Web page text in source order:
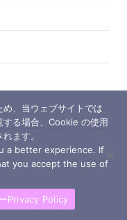
、当ウェブサイトでは
る場合、Cookie の使用
ます。
a better experience. If
you accept the use of
Privacy Policy